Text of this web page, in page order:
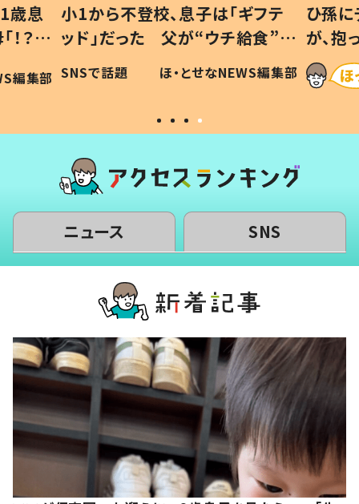
歳息
？」
編集部
小1から不登校、息子は「ギフテ
ッド」だった 父が“ウチ給食”を
作り続ける理由とは #令和の親
#令和の子
SNSで話題 ほ・とせなNEWS編集部
ひ孫
が、
「涙が
い」
ニュース SNS